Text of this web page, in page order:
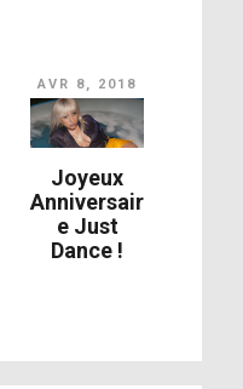
AVR 8, 2018
Joyeux
Anniversair
e Just
Dance !